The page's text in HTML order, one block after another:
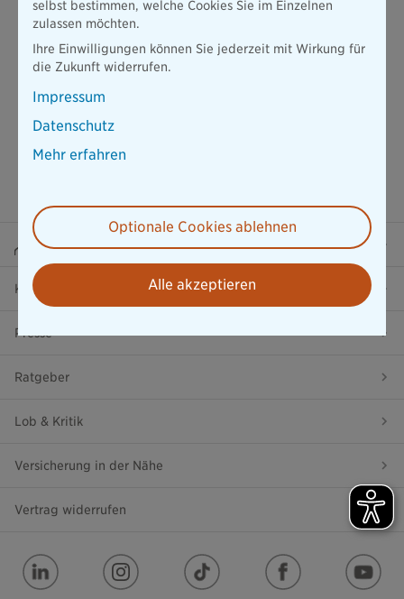
Beraterportal
Karriere
Presse
Ratgeber
Lob & Kritik
Versicherung in der Nähe
Vertrag widerrufen
selbst bestimmen, welche Cookies Sie im Einzelnen
zulassen möchten.
Ihre Einwilligungen können Sie jederzeit mit Wirkung für
die Zukunft widerrufen.
Impressum
Datenschutz
Mehr erfahren
Optionale Cookies ablehnen
Alle akzeptieren